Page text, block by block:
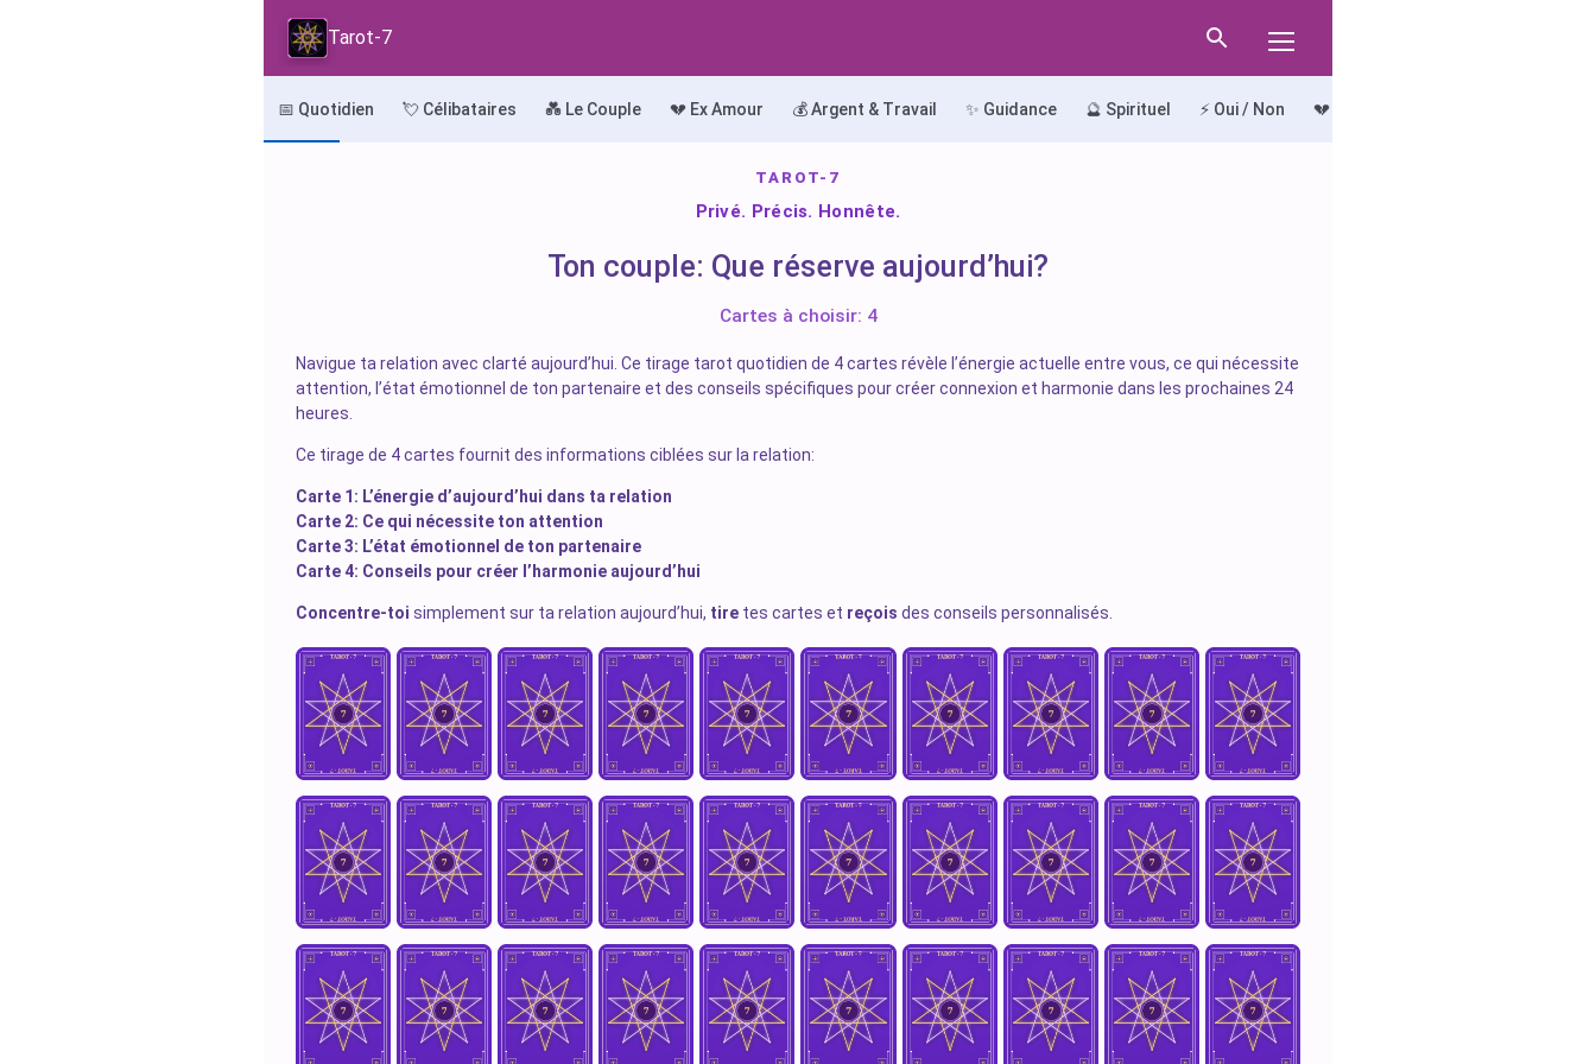
Tarot-7
📅 Quotidien 💘 Célibataires 💑 Le Couple 💔 Ex Amour 💰 Argent & Travail ✨ Guidance 🔮 Spirituel ⚡ Oui / Non 💔 Le Chemin du Chagrin
TAROT-7
Privé. Précis. Honnête.
Ton couple: Que réserve aujourd’hui?
Cartes à choisir: 4
Navigue ta relation avec clarté aujourd’hui. Ce tirage tarot quotidien de 4 cartes révèle l’énergie actuelle entre vous, ce qui nécessite
attention, l’état émotionnel de ton partenaire et des conseils spécifiques pour créer connexion et harmonie dans les prochaines 24
heures.
Ce tirage de 4 cartes fournit des informations ciblées sur la relation:
Carte 1: L’énergie d’aujourd’hui dans ta relation
Carte 2: Ce qui nécessite ton attention
Carte 3: L’état émotionnel de ton partenaire
Carte 4: Conseils pour créer l’harmonie aujourd’hui
Concentre-toi simplement sur ta relation aujourd’hui, tire tes cartes et reçois des conseils personnalisés.